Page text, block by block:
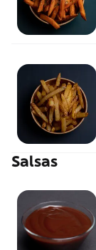
Salsas